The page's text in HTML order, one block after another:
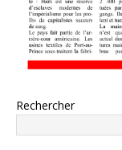
Rechercher